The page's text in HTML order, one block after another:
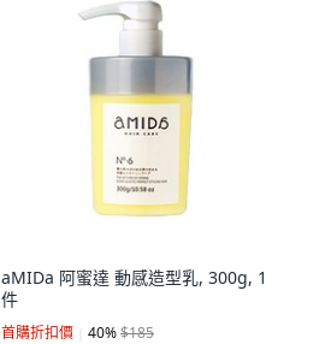
aMIDa 阿蜜達 動感造型乳, 300g, 1
件
首購折扣價 40%$185